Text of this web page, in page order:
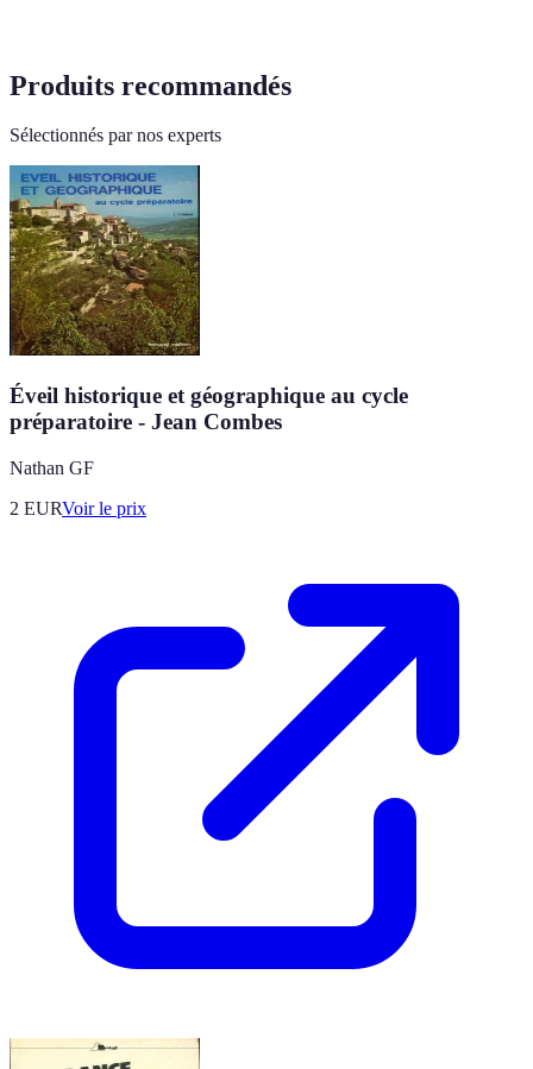
Produits recommandés
Sélectionnés par nos experts
Éveil historique et géographique au cycle
préparatoire - Jean Combes
Nathan GF
2 EURVoir le prix